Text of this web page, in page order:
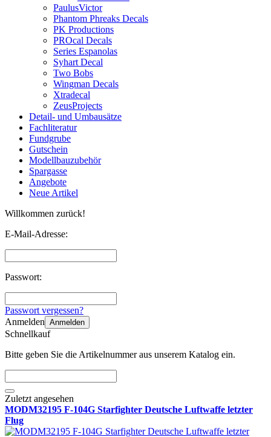
PaulusVictor
Phantom Phreaks Decals
PK Productions
PROcal Decals
Series Espanolas
Syhart Decal
Two Bobs
Wingman Decals
Xtradecal
ZeusProjects
Detail- und Umbausätze
Fachliteratur
Fundgrube
Gutschein
Modellbauzubehör
Spargasse
Angebote
Neue Artikel
Willkommen zurück!
E-Mail-Adresse:
Passwort:
Passwort vergessen?
Anmelden Anmelden
Schnellkauf
Bitte geben Sie die Artikelnummer aus unserem Katalog ein.
Zuletzt angesehen
MODM32195 F-104G Starfighter Deutsche Luftwaffe letzter
Flug